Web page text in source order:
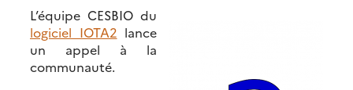
L’équipe CESBIO du
logiciel IOTA2 lance
un appel à la
communauté.